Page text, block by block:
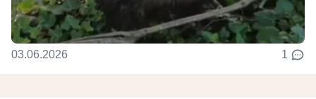
03.06.2026 1